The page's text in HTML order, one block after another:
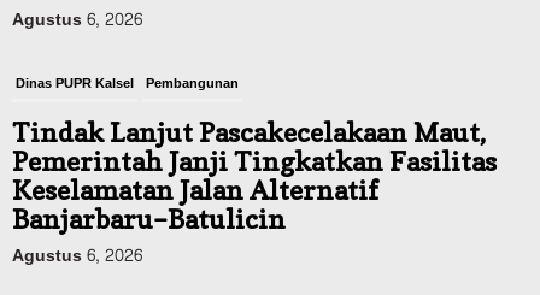
Agustus 6, 2026
Dinas PUPR Kalsel Pembangunan
Tindak Lanjut Pascakecelakaan Maut,
Pemerintah Janji Tingkatkan Fasilitas
Keselamatan Jalan Alternatif
Banjarbaru–Batulicin
Agustus 6, 2026